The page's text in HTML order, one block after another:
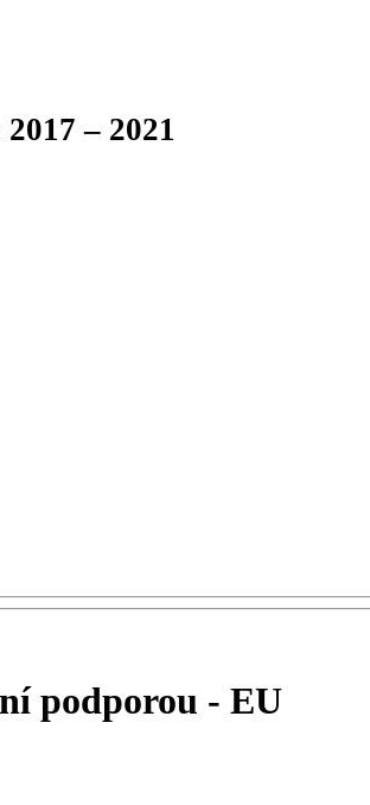
2017 – 2021
podporou - EU